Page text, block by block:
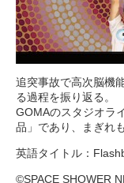
追突事故で高次脳機
る過程を振り返る。
GOMAのスタジオラ
品」であり、まぎれ
英語タイトル：
©SPACE SHOWER